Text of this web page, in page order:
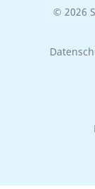
© 2026